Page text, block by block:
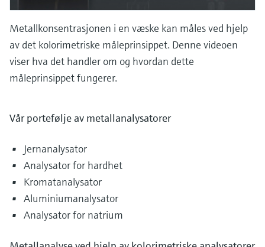
Metallkonsentrasjonen i en væske kan måles ved hjelp
av det kolorimetriske måleprinsippet. Denne videoen
viser hva det handler om og hvordan dette
måleprinsippet fungerer.
Vår portefølje av metallanalysatorer
Jernanalysator
Analysator for hardhet
Kromatanalysator
Aluminiumanalysator
Analysator for natrium